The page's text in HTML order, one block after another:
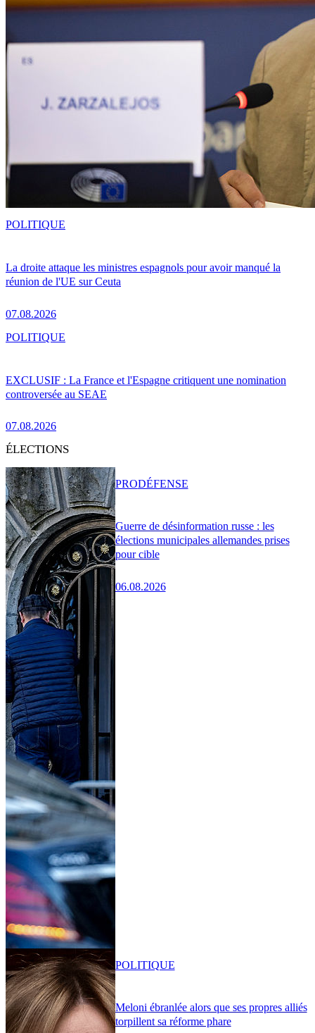
La droite attaque les ministres espagnols pour avoir manqué la
réunion de l'UE sur Ceuta
07.08.2026
POLITIQUE
EXCLUSIF : La France et l'Espagne critiquent une nomination
controversée au SEAE
07.08.2026
POLITIQUE
ÉLECTIONS
Guerre de désinformation russe : les
élections municipales allemandes prises
pour cible
06.08.2026
PRODÉFENSE
Meloni ébranlée alors que ses propres alliés
torpillent sa réforme phare
POLITIQUE